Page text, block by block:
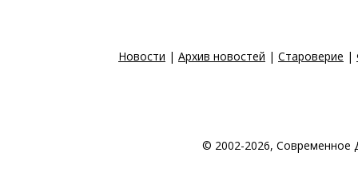
Новости | Архив новостей | Староверие |
© 2002-2026, Современное